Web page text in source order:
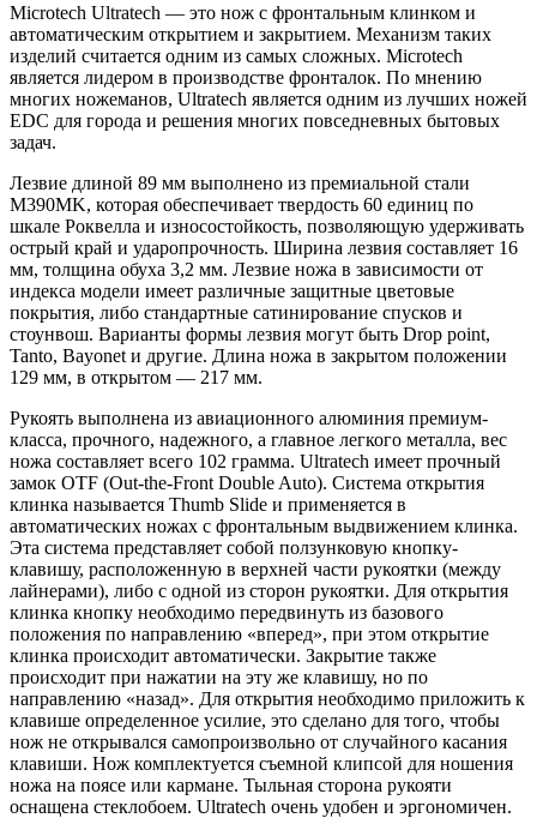
Microtech Ultratech — это нож с фронтальным клинком и
автоматическим открытием и закрытием. Механизм таких
изделий считается одним из самых сложных. Microtech
является лидером в производстве фронталок. По мнению
многих ножеманов, Ultratech является одним из лучших ножей
EDC для города и решения многих повседневных бытовых
задач.
Лезвие длиной 89 мм выполнено из премиальной стали
M390MK, которая обеспечивает твердость 60 единиц по
шкале Роквелла и износостойкость, позволяющую удерживать
острый край и ударопрочность. Ширина лезвия составляет 16
мм, толщина обуха 3,2 мм. Лезвие ножа в зависимости от
индекса модели имеет различные защитные цветовые
покрытия, либо стандартные сатинирование спусков и
стоунвош. Варианты формы лезвия могут быть Drop point,
Tanto, Bayonet и другие. Длина ножа в закрытом положении
129 мм, в открытом — 217 мм.
Рукоять выполнена из авиационного алюминия премиум-
класса, прочного, надежного, а главное легкого металла, вес
ножа составляет всего 102 грамма. Ultratech имеет прочный
замок OTF (Out-the-Front Double Auto). Система открытия
клинка называется Thumb Slide и применяется в
автоматических ножах с фронтальным выдвижением клинка.
Эта система представляет собой ползунковую кнопку-
клавишу, расположенную в верхней части рукоятки (между
лайнерами), либо с одной из сторон рукоятки. Для открытия
клинка кнопку необходимо передвинуть из базового
положения по направлению «вперед», при этом открытие
клинка происходит автоматически. Закрытие также
происходит при нажатии на эту же клавишу, но по
направлению «назад». Для открытия необходимо приложить к
клавише определенное усилие, это сделано для того, чтобы
нож не открывался самопроизвольно от случайного касания
клавиши. Нож комплектуется съемной клипсой для ношения
ножа на поясе или кармане. Тыльная сторона рукояти
оснащена стеклобоем. Ultratech очень удобен и эргономичен.